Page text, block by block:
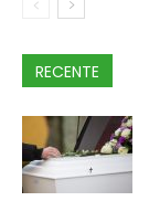
RECENTE